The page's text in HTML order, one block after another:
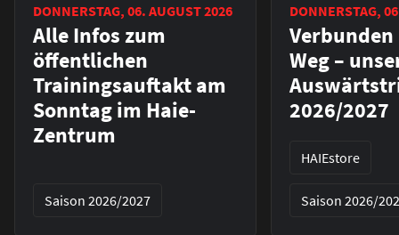
DONNERSTAG, 06. AUGUST 2026
Alle Infos zum
öffentlichen
Trainingsauftakt am
Sonntag im Haie-
Zentrum
Saison 2026/2027
DONNERSTAG,
Weg –
2026/2027
HAIEstore
Saison 2026/